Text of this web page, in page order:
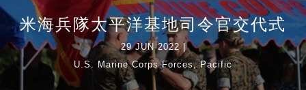
米海兵隊太平洋基地司令官交代式
29 JUN 2022|
U.S. Marine Corps Forces, Pacific